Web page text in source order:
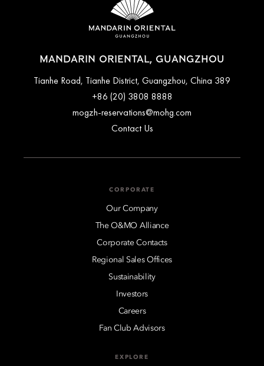
MANDARIN ORIENTAL, GUANGZHOU
389 Tianhe Road, Tianhe District, Guangzhou, China
+86 (20) 3808 8888
mogzh-reservations@mohg.com
Contact Us
CORPORATE
Our Company
The O&MO Alliance
Corporate Contacts
Regional Sales Offices
Sustainability
Investors
Careers
Fan Club Advisors
EXPLORE